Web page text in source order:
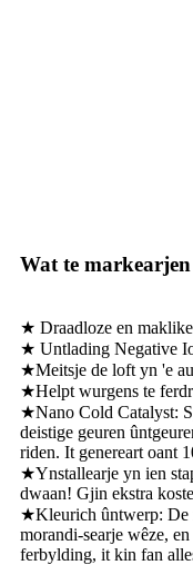
Wat te markearjen
★ Draadloze en
★ Untlading Negative
★Meitsje de loft yn 'e
★Helpt wurgens te
★Nano Cold Catalyst:
deistige geuren
riden. It genereart oant
★Ynstallearje yn ien
dwaan! Gjin ekstra
★Kleurich ûntwerp: De
morandi-searje wêze,
ferbylding, it kin fan